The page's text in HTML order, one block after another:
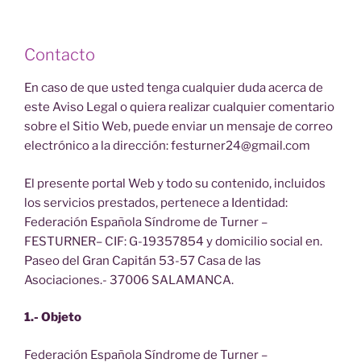
Contacto
En caso de que usted tenga cualquier duda acerca de
este Aviso Legal o quiera realizar cualquier comentario
sobre el Sitio Web, puede enviar un mensaje de correo
electrónico a la dirección: festurner24@gmail.com
El presente portal Web y todo su contenido, incluidos
los servicios prestados, pertenece a Identidad:
Federación Española Síndrome de Turner –
FESTURNER– CIF: G-19357854 y domicilio social en.
Paseo del Gran Capitán 53-57 Casa de las
Asociaciones.- 37006 SALAMANCA.
1.- Objeto
Federación Española Síndrome de Turner –